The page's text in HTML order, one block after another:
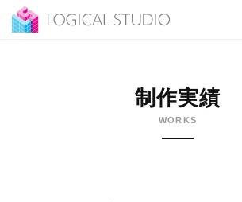
制作実績
WORKS